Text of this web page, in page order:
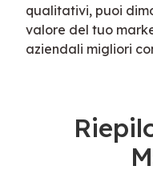
qualitativi, puoi
valore del tuo
aziendali migliori